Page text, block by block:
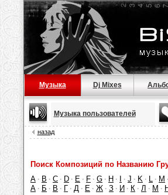
Музыка Dj Mixes
Музыка пользователей
назад
Поиск Композиций по Названию
A · B · C · D · E · F · G · H · · J · K · L · M ·
А · Б · В · Г · Д · Е · Ж · З · И · К · Л · М ·